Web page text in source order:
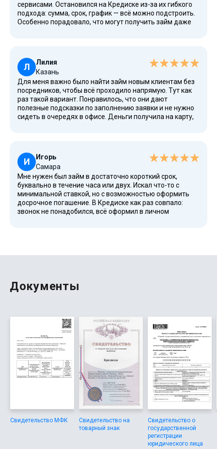
сервисами. Остановился на Кредиске из-за их гибкого
подхода: сумма, срок, график — всё можно подстроить.
Особенно порадовало, что могут получить займ даже
система рефинансирования, если вдруг не уложился. И
да, всё официально, с прозрачным расчётом в
калькуляторе.
Л
Лилия
Казань
Для меня важно было найти займ новым клиентам без
посредников, чтобы всё проходило напрямую. Тут как
раз такой вариант. Понравилось, что они дают
полезные подсказки по заполнению заявки и не нужно
сидеть в очередях в офисе. Деньги получила на карту,
при низком кредитном рейтинге у тебя остаётся шанс.
И
Игорь
Самара
Мне нужен был займ в достаточно короткий срок,
буквально в течение часа или двух. Искал что-то с
минимальной ставкой, но с возможностью оформить
досрочное погашение. В Кредиске как раз совпало:
звонок не понадобился, всё оформил в личном
если в прошлый раз были просрочки.
Документы
Свидетельство МФК
Свидетельство на
товарный знак
Свидетельство о
государственной
регистрации
юридического лица